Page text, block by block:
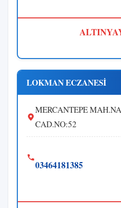
LOKMAN ECZANESİ
MERCANTEPE
CAD.NO:52
03464181385